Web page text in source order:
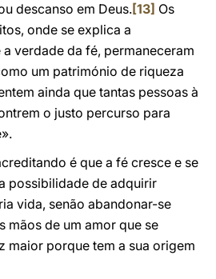
descanso em Deus.[13] Os
onde se explica a
verdade da fé, permaneceram
um património de riqueza
ainda que tantas pessoas à
o justo percurso para
é que a fé cresce e se
possibilidade de adquirir
vida, senão abandonar-se
mãos de um amor que se
maior porque tem a sua origem